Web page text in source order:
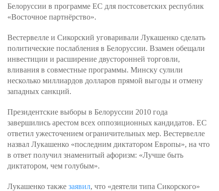
Белоруссии в программе ЕС для постсоветских республик
«Восточное партнёрство».
Вестервелле и Сикорский уговаривали Лукашенко сделать
политические послабления в Белоруссии. Взамен обещали
инвестиции и расширение двусторонней торговли,
вливания в совместные программы. Минску сулили
несколько миллиардов долларов прямой выгоды и отмену
западных санкций.
Президентские выборы в Белоруссии 2010 года
завершились арестом всех оппозиционных кандидатов. ЕС
ответил ужесточением ограничительных мер. Вестервелле
назвал Лукашенко «последним диктатором Европы», на что
в ответ получил знаменитый афоризм: «Лучше быть
диктатором, чем голубым».
Лукашенко также заявил, что «деятели типа Сикорского»